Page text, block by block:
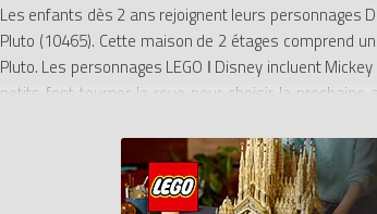
Les enfants dès 2 ans rejoignent leurs personnages
Pluto (10465). Cette maison de 2 étages comprend
Pluto. Les personnages LEGO ǀ Disney incluent
petits font tourner la roue pour choisir la prochaine
construction regorge de fonctions à explorer,
développent leur motricité fine en plaçant les outils
en donnant à manger à Pluto ou en préparant le
- MAISON DE MICKEY MOUSE À CONSTRUIRE –